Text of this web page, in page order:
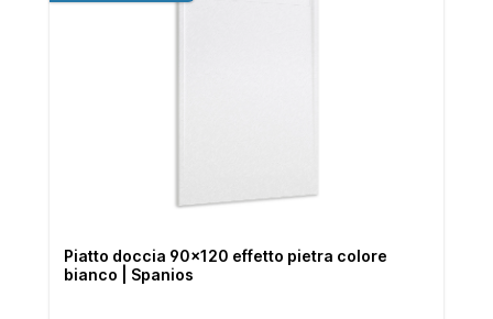
Piatto doccia 90x120 effetto pietra colore
bianco | Spanios